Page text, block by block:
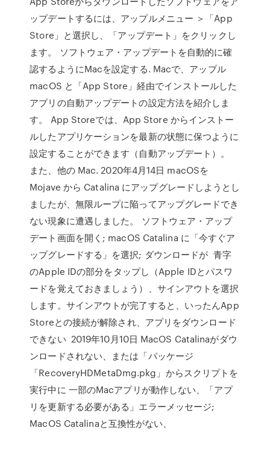
ップデートするには、アップルメニュー ＞「App
Store」と選択し、「アップデート」をクリックし
ます。 ソフトウェア・アップデートを自動的に確
認するようにMacを設定する. Macで、アップル
macOS と「App Store」経由でインストールした
アプリの自動アップデートの設定方法を紹介しま
す。 App Storeでは、App Store からインストー
ルしたアプリケーションを最新の状態に保つように
設定することができます（自動アップデート）。
また、他の Mac. 2020年4月14日 macOSを
Mojave から Catalina にアップグレードしようとし
ましたが、無限ループに陥ってアップグレードでき
ない現象に遭遇しました。 ソフトウェア・アップ
デート画面を開く; macOS Catalina に「今すぐア
ップグレードする」を選択; ダウンロードが 青字
のApple IDの部分をタップし（Apple IDとパスワ
ードを覚えておきましょう）、サインアウトを選択
します。サインアウトが完了すると、いったんApp
Storeとの接続が解除され、アプリをダウンロード
できない 2019年10月10日 MacOS Catalinaがダウ
ンロードされない、または「パッケージ
「RecoveryHDMetaDmg.pkg」からスクリプトを
実行中に 一部のMacアプリが動作しない、「アプ
リを更新する必要がある」エラーメッセージ;
MacOS Catalinaと互換性がない、